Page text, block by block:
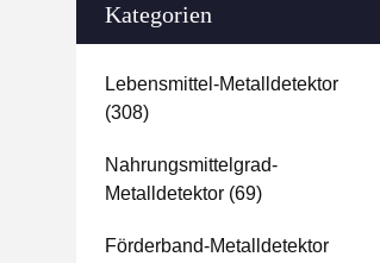
Kategorien
Lebensmittel-Metalldetektor
(308)
Nahrungsmittelgrad-
Metalldetektor (69)
Förderband-Metalldetektor